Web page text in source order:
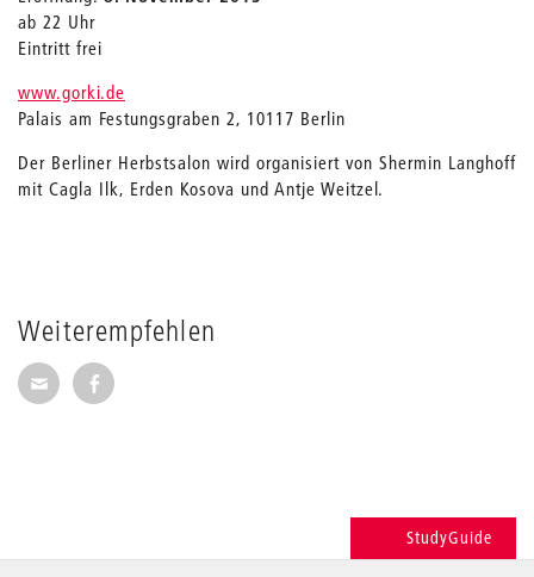
Weiterempfehlen
Seite per E-Mail weiterempfehlen
Seite auf Facebook weiterempfehlen
ab 22 Uhr
Eintritt frei
www.gorki.de
Palais am Festungsgraben 2, 10117 Berlin
Der Berliner Herbstsalon wird organisiert von Shermin Langhoff
mit Cagla Ilk, Erden Kosova und Antje Weitzel.
StudyGuide